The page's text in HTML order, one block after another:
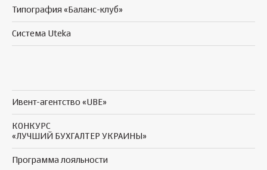
Типография «Баланс-клуб»
Система Uteka
Ивент-агентство «UBE»
КОНКУРС
«ЛУЧШИЙ БУХГАЛТЕР УКРАИНЫ»
Программа лояльности